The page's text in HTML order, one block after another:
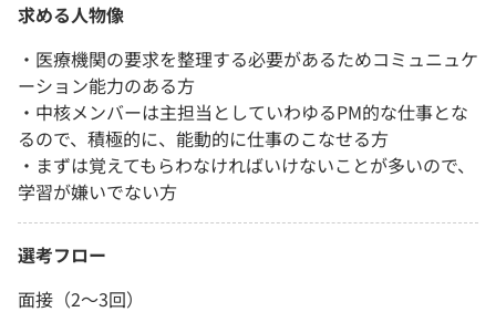
求める人物像
・医療機関の要求を整理する必要があるためコミュニュケ
ーション能力のある方
・中核メンバーは主担当としていわゆるPM的な仕事とな
るので、積極的に、能動的に仕事のこなせる方
・まずは覚えてもらわなければいけないことが多いので、
学習が嫌いでない方
選考フロー
面接（2〜3回）